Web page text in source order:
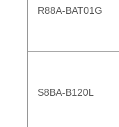
R88A-BAT01G
S8BA-B120L